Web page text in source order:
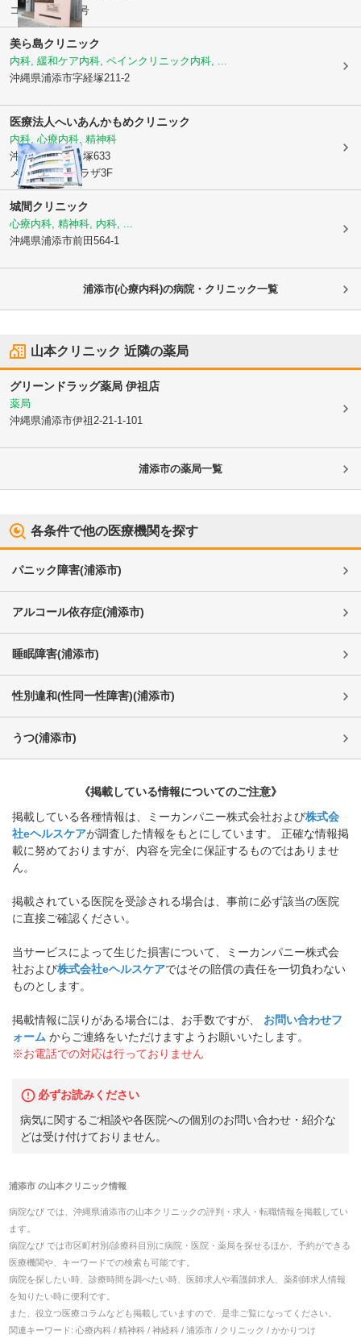
コーポZEN101号
美ら島クリニック
内科, 緩和ケア内科, ペインクリニック内科, ...
沖縄県浦添市字経塚211-2
医療法人へいあんかもめクリニック
内科, 心療内科, 精神科
沖縄県浦添市経塚633
メディカルKプラザ3F
城間クリニック
心療内科, 精神科, 内科, ...
沖縄県浦添市前田564-1
浦添市(心療内科)の病院・クリニック一覧
山本クリニック 近隣の薬局
グリーンドラッグ薬局 伊祖店
薬局
沖縄県浦添市伊祖2-21-1-101
浦添市の薬局一覧
各条件で他の医療機関を探す
パニック障害(浦添市)
アルコール依存症(浦添市)
睡眠障害(浦添市)
性別違和(性同一性障害)(浦添市)
うつ(浦添市)
《掲載している情報についてのご注意》
掲載している各種情報は、ミーカンパニー株式会社および株式会
社eヘルスケアが調査した情報をもとにしています。 正確な情報掲
載に努めておりますが、内容を完全に保証するものではありませ
ん。
掲載されている医院を受診される場合は、事前に必ず該当の医院
に直接ご確認ください。
当サービスによって生じた損害について、ミーカンパニー株式会
社および株式会社eヘルスケアではその賠償の責任を一切負わない
ものとします。
掲載情報に誤りがある場合には、お手数ですが、
お問い合わせフ
ォーム からご連絡をいただけますようお願いいたします。
※お電話での対応は行っておりません
必ずお読みください
病気に関するご相談や各医院への個別のお問い合わせ・紹介な
どは受け付けておりません。
浦添市の山本クリニック情報
病院なび では、 沖縄県浦添市の山本クリニックの評判・求人・転職情報を掲載してい
ます。
病院なび では市区町村別/診療科目別に病院・医院・薬局を探せるほか、予約ができる
医療機関や、キーワードでの検索も可能です。
病院を探したい時、診療時間を調べたい時、医師求人や看護師求人、薬剤師求人情報
を知りたい時に便利です。
また、役立つ医療コラムなども掲載していますので、是非ご覧になってください。
関連キーワード: 心療内科 / 精神科 / 神経科 / 浦添市 / クリニック / かかりつけ